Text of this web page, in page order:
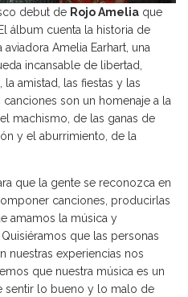
debut de Rojo Amelia que
álbum cuenta la historia de
Amelia Earhart, una
incansable de libertad,
amistad, las fiestas y las
canciones son un homenaje a la
machismo, de las ganas de
y el aburrimiento, de la
que la gente se reconozca en
canciones, producirlas
amamos la música y
que las personas
nuestras experiencias nos
que nuestra música es un
sentir lo bueno y lo malo de